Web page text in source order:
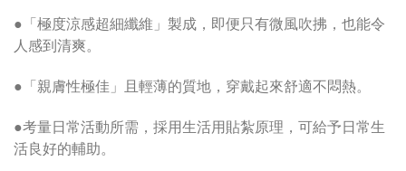
●「極度涼感超細纖維」製成，即便只有微風吹拂，也能令
人感到清爽。
●「親膚性極佳」且輕薄的質地，穿戴起來舒適不悶熱。
●考量日常活動所需，採用生活用貼紮原理，可給予日常生
活良好的輔助。